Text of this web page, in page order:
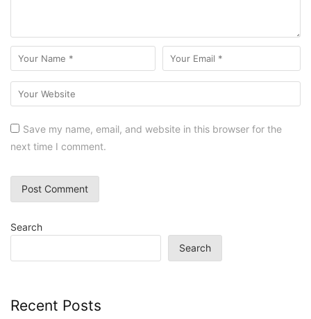
Save my name, email, and website in this browser for the
next time I comment.
Search
Search
Recent Posts